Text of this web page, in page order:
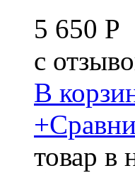
5 650 Р
c
В
+
товар в